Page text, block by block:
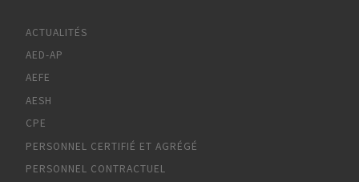
ACTUALITÉS
AED-AP
AEFE
AESH
CPE
PERSONNEL CERTIFIÉ ET AGRÉGÉ
PERSONNEL CONTRACTUEL